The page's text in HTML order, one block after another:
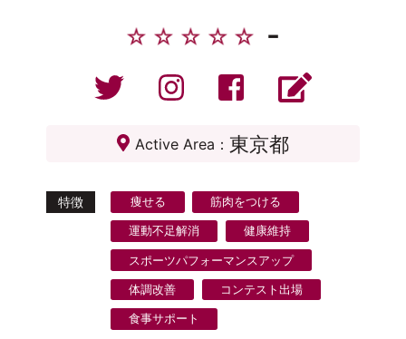
-
Active Area： 東京都
特徴 痩せる 筋肉をつける
運動不足解消 健康維持
スポーツパフォーマンスアップ
体調改善 コンテスト出場
食事サポート